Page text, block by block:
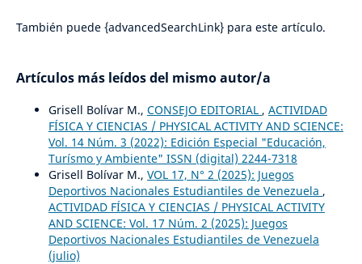
También puede {advancedSearchLink} para este artículo.
Artículos más leídos del mismo autor/a
Grisell Bolívar M., CONSEJO EDITORIAL , ACTIVIDAD
FÍSICA Y CIENCIAS / PHYSICAL ACTIVITY AND SCIENCE:
Vol. 14 Núm. 3 (2022): Edición Especial "Educación,
Turísmo y Ambiente" ISSN (digital) 2244-7318
Grisell Bolívar M., VOL 17, N° 2 (2025): Juegos
Deportivos Nacionales Estudiantiles de Venezuela ,
ACTIVIDAD FÍSICA Y CIENCIAS / PHYSICAL ACTIVITY
AND SCIENCE: Vol. 17 Núm. 2 (2025): Juegos
Deportivos Nacionales Estudiantiles de Venezuela
(julio)